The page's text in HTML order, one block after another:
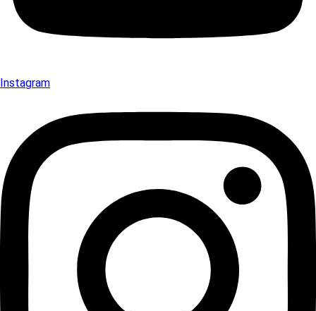
Instagram